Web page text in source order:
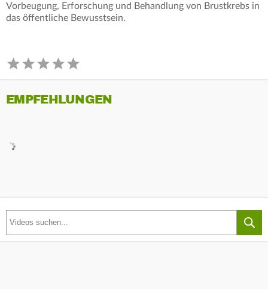
Vorbeugung, Erforschung und Behandlung von Brustkrebs in
das öffentliche Bewusstsein.
EMPFEHLUNGEN